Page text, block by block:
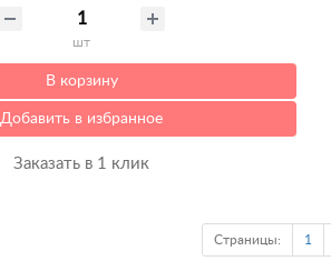
шт
В корзину
Добавить в избранное
Заказать в 1 клик
Страницы: 1